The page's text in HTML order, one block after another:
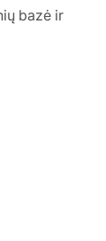
bazė ir